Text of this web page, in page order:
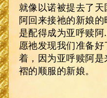
就像以诺被提去了
阿回来接祂的新娘
是配得成为亚呼赎阿
愿祂发现我们准备
着，因为亚呼赎阿
褶的顺服的新娘。